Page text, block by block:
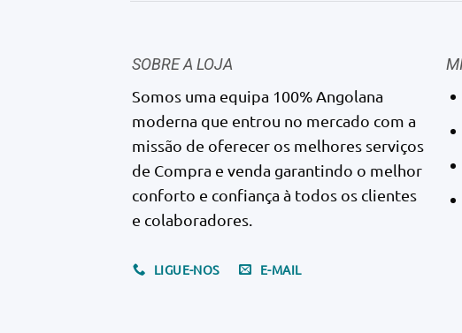
SOBRE A LOJA
Somos uma equipa 100% Angolana
moderna que entrou no mercado com a
missão de oferecer os melhores serviços
de Compra e venda garantindo o melhor
conforto e confiança à todos os clientes
e colaboradores.
LIGUE-NOS E-MAIL